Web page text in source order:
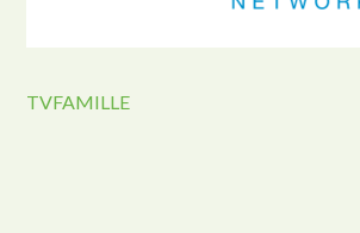
TVFAMILLE